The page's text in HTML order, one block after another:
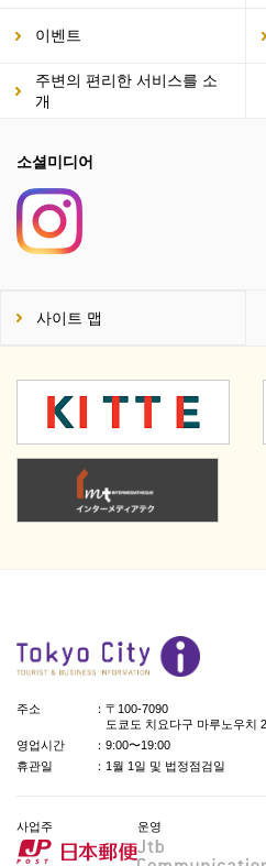
이벤트
주변의 편리한 서비스를 소
개
소셜미디어
사이트 맵
주소
：〒100-7090
도쿄도 치요다구 마루노우치
영업시간
：9:00〜19:00
휴관일
：1월 1일 및 법정점검일
사업주 운영